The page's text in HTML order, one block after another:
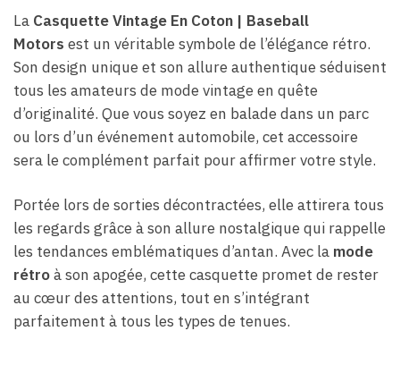
La Casquette Vintage En Coton | Baseball
Motors est un véritable symbole de l’élégance rétro.
Son design unique et son allure authentique séduisent
tous les amateurs de mode vintage en quête
d’originalité. Que vous soyez en balade dans un parc
ou lors d’un événement automobile, cet accessoire
sera le complément parfait pour affirmer votre style.
Portée lors de sorties décontractées, elle attirera tous
les regards grâce à son allure nostalgique qui rappelle
les tendances emblématiques d’antan. Avec la mode
rétroà son apogée, cette casquette promet de rester
au cœur des attentions, tout en s’intégrant
parfaitement à tous les types de tenues.